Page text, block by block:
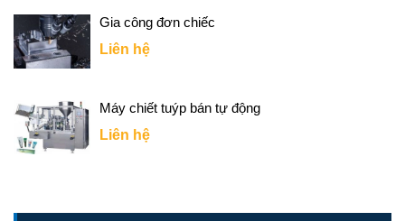
Gia công đơn chiếc
Liên hệ
Máy chiết tuýp bán tự động
Liên hệ